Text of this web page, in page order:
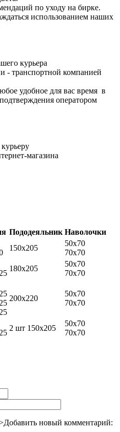
по уходу на бирке.
использованием наших
курьера
транспортной компанией
удобное для вас время в
оператором
магазина
Пододеяльник Наволочки
150х205
50х70
70х70
180х205
50х70
70х70
200х220
50х70
70х70
2 шт 150х205
50х70
70х70
Добавить новый комментарий: